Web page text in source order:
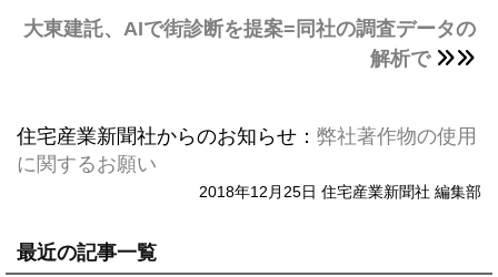
大東建託、AIで街診断を提案=同社の調査データの
解析で
住宅産業新聞社からのお知らせ： 弊社著作物の使用
に関するお願い
2018年12月25日 住宅産業新聞社 編集部
最近の記事一覧